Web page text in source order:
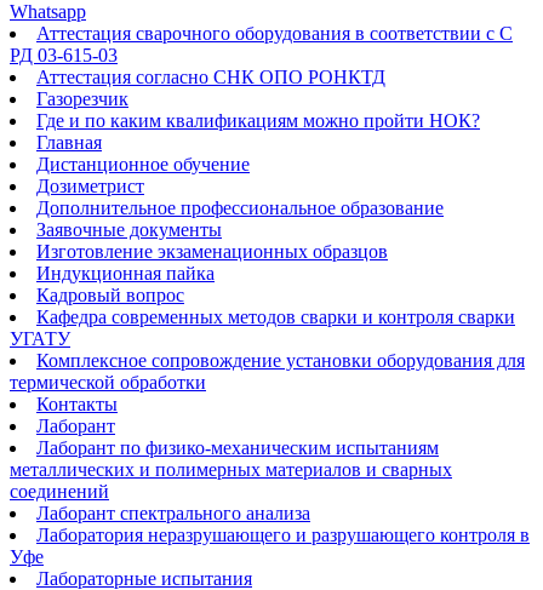
Whatsapp
Аттестация сварочного оборудования в соответствии с С
РД 03-615-03
Аттестация согласно СНК ОПО РОНКТД
Газорезчик
Где и по каким квалификациям можно пройти НОК?
Главная
Дистанционное обучение
Дозиметрист
Дополнительное профессиональное образование
Заявочные документы
Изготовление экзаменационных образцов
Индукционная пайка​
Кадровый вопрос
Кафедра современных методов сварки и контроля сварки
УГАТУ
Комплексное сопровождение установки оборудования для
термической обработки
Контакты
Лаборант
Лаборант по физико-механическим испытаниям
металлических и полимерных материалов и сварных
соединений
Лаборант спектрального анализа
Лаборатория неразрушающего и разрушающего контроля в
Уфе
Лабораторные испытания